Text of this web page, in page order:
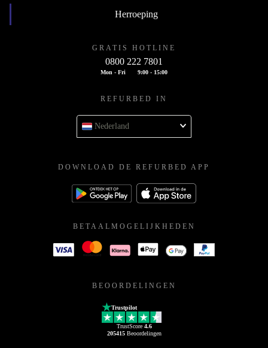
Herroeping
GRATIS HOTLINE
0800 222 7801
Mon - Fri 9:00 - 15:00
REFURBED IN
Nederland
DOWNLOAD DE REFURBED APP
BETAALMOGELIJKHEDEN
BEOORDELINGEN
Trustpilot
TrustScore 4.6
205415Beoordelingen